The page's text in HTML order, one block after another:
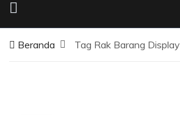
Beranda Tag Rak Barang Display